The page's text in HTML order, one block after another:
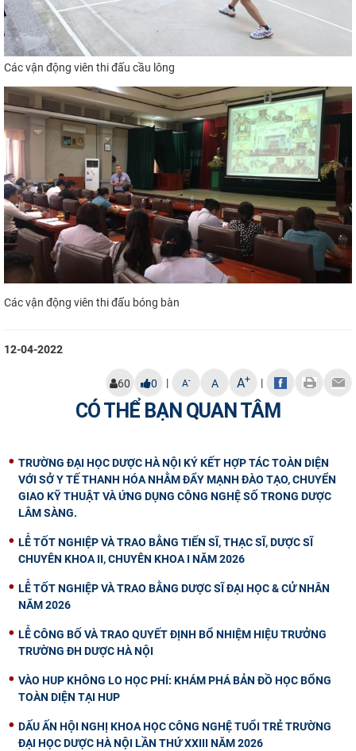
Các vận động viên thi đấu cầu lông
Các vận động viên thi đấu bóng bàn
12-04-2022
60 0 | A- A A+ |
CÓ THỂ BẠN QUAN TÂM
TRƯỜNG ĐẠI HỌC DƯỢC HÀ NỘI KÝ KẾT HỢP TÁC TOÀN DIỆN
VỚI SỞ Y TẾ THANH HÓA NHẰM ĐẨY MẠNH ĐÀO TẠO, CHUYỂN
GIAO KỸ THUẬT VÀ ỨNG DỤNG CÔNG NGHỆ SỐ TRONG DƯỢC
LÂM SÀNG.
LỄ TỐT NGHIỆP VÀ TRAO BẰNG TIẾN SĨ, THẠC SĨ, DƯỢC SĨ
CHUYÊN KHOA II, CHUYÊN KHOA I NĂM 2026
LỄ TỐT NGHIỆP VÀ TRAO BẰNG DƯỢC SĨ ĐẠI HỌC & CỬ NHÂN
NĂM 2026
LỄ CÔNG BỐ VÀ TRAO QUYẾT ĐỊNH BỔ NHIỆM HIỆU TRƯỞNG
TRƯỜNG ĐH DƯỢC HÀ NỘI
VÀO HUP KHÔNG LO HỌC PHÍ: KHÁM PHÁ BẢN ĐỒ HỌC BỔNG
TOÀN DIỆN TẠI HUP
DẤU ẤN HỘI NGHỊ KHOA HỌC CÔNG NGHỆ TUỔI TRẺ TRƯỜNG
ĐẠI HỌC DƯỢC HÀ NỘI LẦN THỨ XXIII NĂM 2026